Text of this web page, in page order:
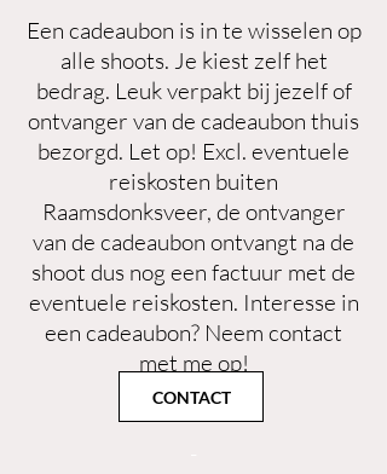
Een cadeaubon is in te wisselen op
alle shoots. Je kiest zelf het
bedrag. Leuk verpakt bij jezelf of
ontvanger van de cadeaubon thuis
bezorgd. Let op! Excl. eventuele
reiskosten buiten
Raamsdonksveer, de ontvanger
van de cadeaubon ontvangt na de
shoot dus nog een factuur met de
eventuele reiskosten. Interesse in
een cadeaubon? Neem contact
met me op!
-
CONTACT